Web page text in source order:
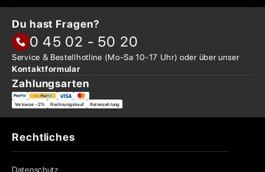
Du hast Fragen?
0 45 02 - 50 20
Service & Bestellhotline (Mo-Sa 10-17 Uhr) oder überunser
Kontaktformular
Zahlungsarten
Vorkasse -2% Rechnungskauf Ratenzahlung
Rechtliches
Datenschutz